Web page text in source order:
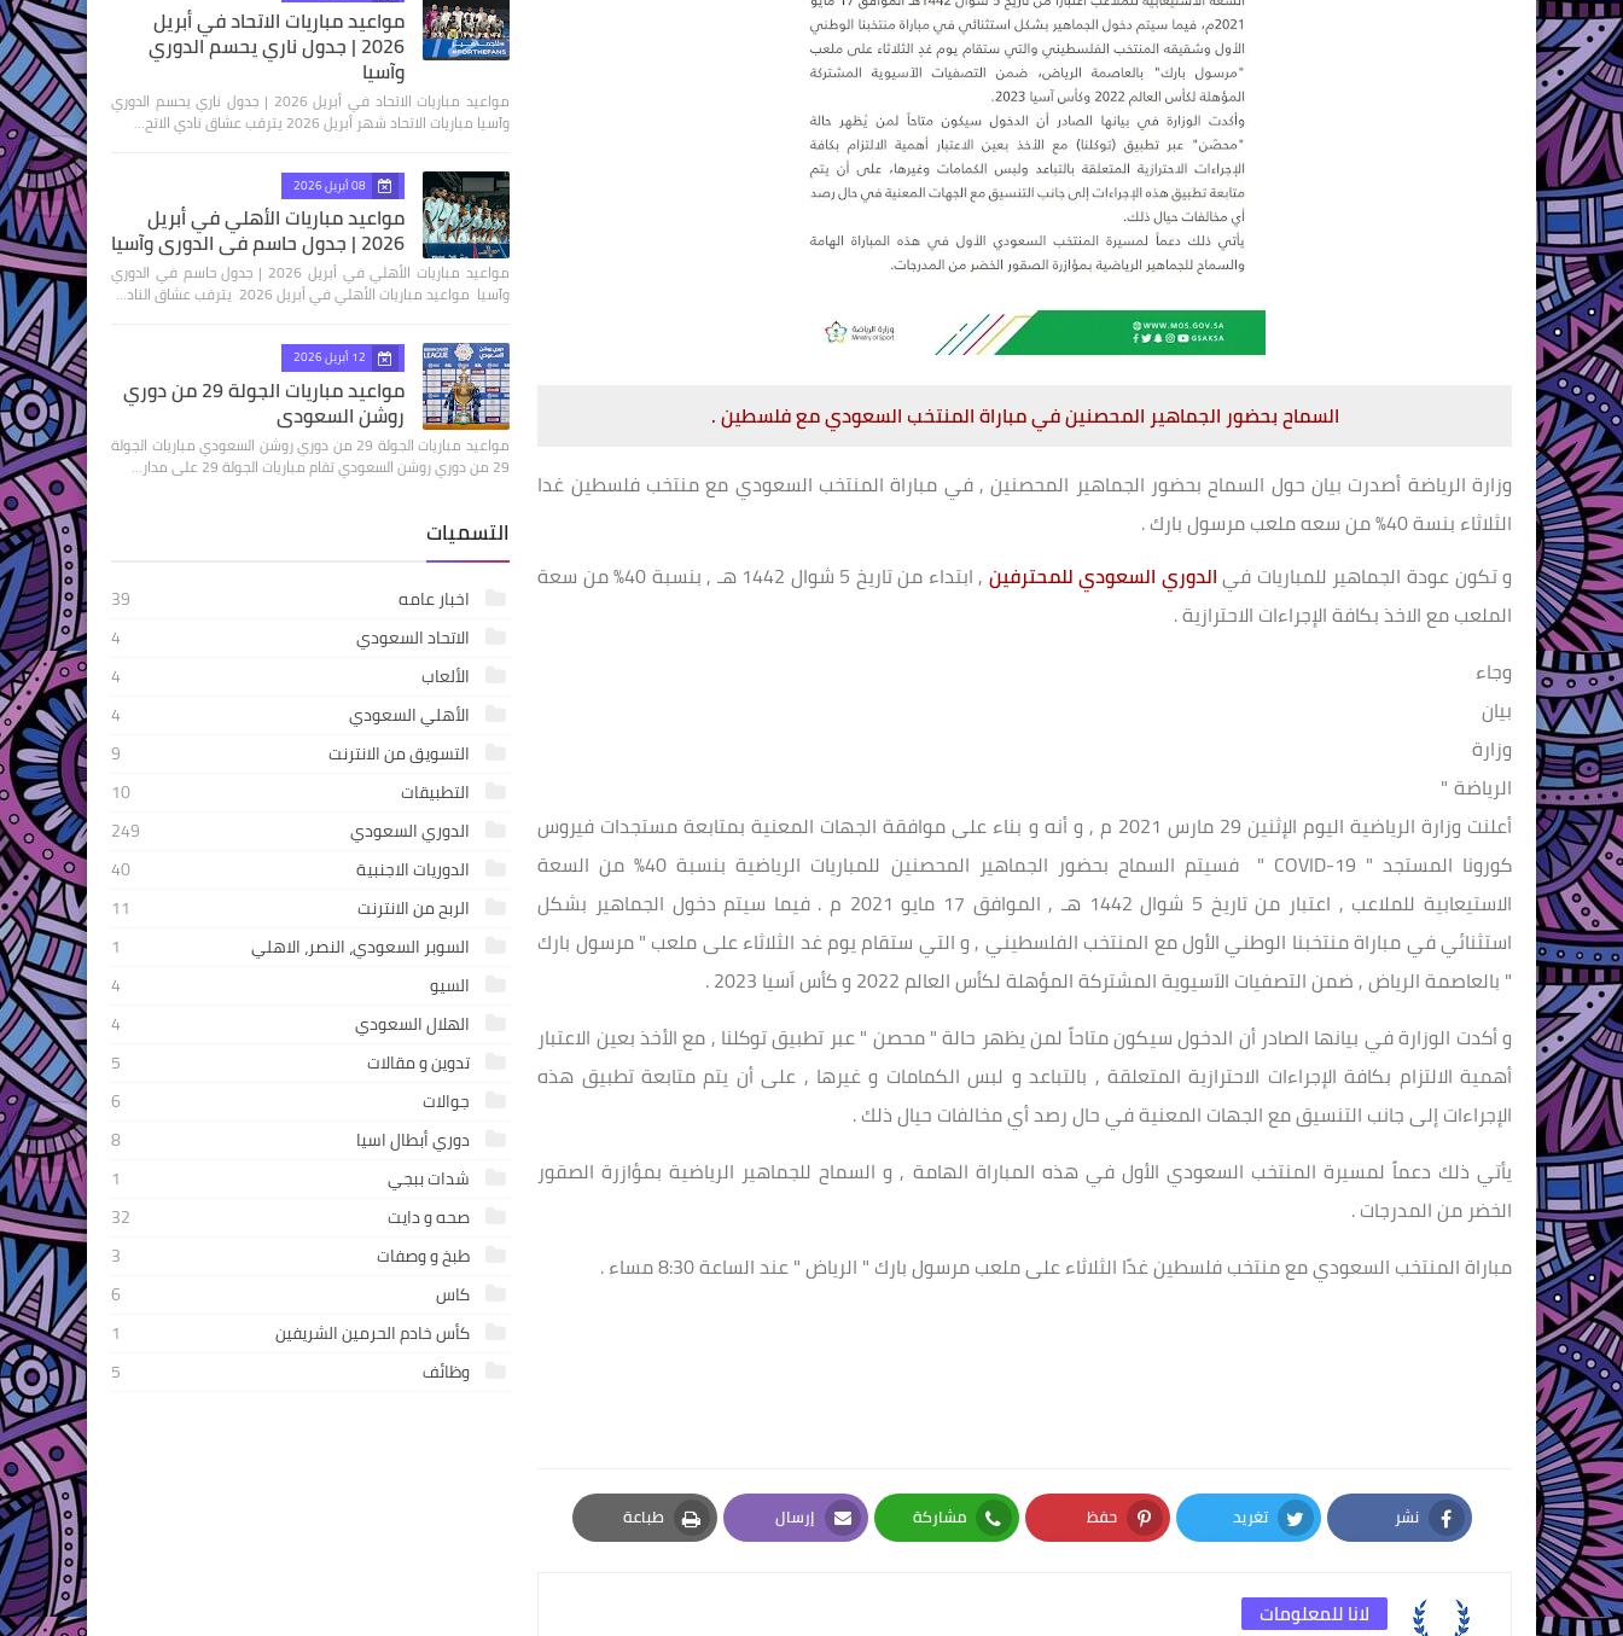
السماح بحضور الجماهير المحصنين في مباراة المنتخب السعودي مع فلسطين .
وزارة الرياضة أصدرت بيان حول السماح بحضور الجماهير المحصنين , في مباراة المنتخب السعودي مع منتخب فلسطين غدا
الثلاثاء بنسة 40% من سعه ملعب مرسول بارك .
و تكون عودة الجماهير للمباريات فيالدوري السعودي للمحترفين
, ابتداء من تاريخ 5 شوال 1442 هـ , بنسبة 40% من سعة
الملعب مع الاخذ بكافة الإجراءات الاحترازية .
وجاء
بيان
وزارة
الرياضة "
أعلنت وزارة الرياضية اليوم الإثنين 29 مارس 2021 م , و أنه و بناء على موافقة الجهات المعنية بمتابعة مستجدات فيروس
كورونا المستجد " COVID-19 " فسيتم السماح بحضور الجماهير المحصنين للمباريات الرياضية بنسبة 40% من السعة
الاستيعابية للملاعب , اعتبار من تاريخ 5 شوال 1442 هـ , الموافق 17 مايو 2021 م . فيما سيتم دخول الجماهير بشكل
استثنائي في مباراة منتخبنا الوطني الأول مع المنتخب الفلسطيني , و التي ستقام يوم غد الثلاثاء على ملعب " مرسول بارك
" بالعاصمة الرياض , ضمن التصفيات الاَسيوية المشتركة المؤهلة لكأس العالم 2022 و كأس اَسيا 2023 .
و أكدت الوزارة في بيانها الصادر أن الدخول سيكون متاحاً لمن يظهر حالة " محصن " عبر تطبيق توكلنا , مع الأخذ بعين الاعتبار
أهمية الالتزام بكافة الإجراءات الاحترازية المتعلقة , بالتباعد و لبس الكمامات و غيرها , على أن يتم متابعة تطبيق هذه
الإجراءات إلى جانب التنسيق مع الجهات المعنية في حال رصد أي مخالفات حيال ذلك .
يأتي ذلك دعماً لمسيرة المنتخب السعودي الأول في هذه المباراة الهامة , و السماح للجماهير الرياضية بمؤازرة الصقور
الخضر من المدرجات .
مباراة المنتخب السعودي مع منتخب فلسطين غدًا الثلاثاء على ملعب مرسول بارك " الرياض " عند الساعة 8:30 مساء .
نشر
Facebook
تغريد
Twitter
حفظ
Pinterest
مشاركة
Whatsapp
إرسال
Email
طباعة
Print
لانا للمعلومات
مواعيد مباريات الاتحاد في أبريل
2026 | جدول ناري يحسم الدوري
وآسيا
مواعيد مباريات الاتحاد في أبريل 2026 | جدول ناري يحسم الدوري
وآسيا مباريات الاتحاد شهر أبريل 2026 يترقب عشاق نادي الاتح…
08 أبريل 2026
مواعيد مباريات الأهلي في أبريل
2026 | جدول حاسم في الدوري وآسيا
مواعيد مباريات الأهلي في أبريل 2026 | جدول حاسم في الدوري
وآسيا مواعيد مباريات الأهلي في أبريل 2026 يترقب عشاق الناد…
12 أبريل 2026
مواعيد مباريات الجولة 29 من دوري
روشن السعودي
مواعيد مباريات الجولة 29 من دوري روشن السعودي مباريات الجولة
29 من دوري روشن السعودي تقام مباريات الجولة 29 على مدار…
التسميات
اخبار عامه
39
الاتحاد السعودي
4
الألعاب
4
الأهلي السعودي
4
التسويق من الانترنت
9
التطبيقات
10
الدوري السعودي
249
الدوريات الاجنبية
40
الربح من الانترنت
11
السوبر السعودي، النصر، الاهلي
1
السيو
4
الهلال السعودي
4
تدوين و مقالات
5
جوالات
6
دوري أبطال اسيا
8
شدات ببجي
1
صحه و دايت
32
طبخ و وصفات
3
كاس
6
كأس خادم الحرمين الشريفين
1
وظائف
5